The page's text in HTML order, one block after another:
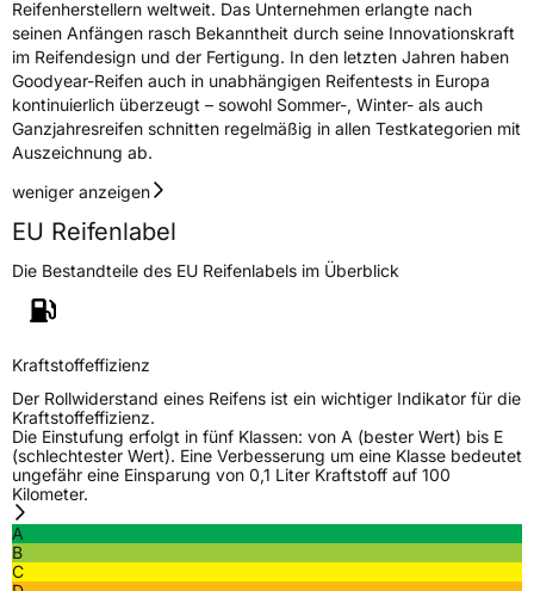
Reifenherstellern weltweit. Das Unternehmen erlangte nach
seinen Anfängen rasch Bekanntheit durch seine Innovationskraft
im Reifendesign und der Fertigung. In den letzten Jahren haben
Goodyear-Reifen auch in unabhängigen Reifentests in Europa
kontinuierlich überzeugt – sowohl Sommer-, Winter- als auch
Ganzjahresreifen schnitten regelmäßig in allen Testkategorien mit
Auszeichnung ab.
weniger anzeigen
EU Reifenlabel
Die Bestandteile des EU Reifenlabels im Überblick
Kraftstoffeffizienz
Der Rollwiderstand eines Reifens ist ein wichtiger Indikator für die
Kraftstoffeffizienz.
Die Einstufung erfolgt in fünf Klassen: von A (bester Wert) bis E
(schlechtester Wert). Eine Verbesserung um eine Klasse bedeutet
ungefähr eine Einsparung von 0,1 Liter Kraftstoff auf 100
Kilometer.
A
B
C